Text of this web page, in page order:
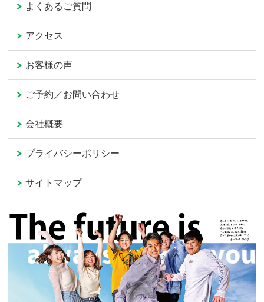
よくあるご質問
アクセス
お客様の声
ご予約／お問い合わせ
会社概要
プライバシーポリシー
サイトマップ